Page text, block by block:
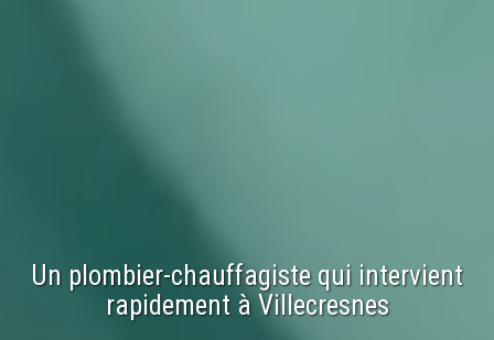
Un plombier-chauffagiste qui intervient
rapidement à Villecresnes